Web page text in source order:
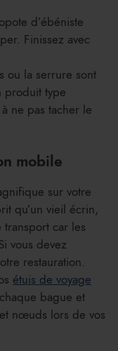
d’ébéniste
Finissez avec
ou la serrure sont
produit type
ne pas tacher le
mobile
sur votre
qu’un vieil écrin,
transport car les
vous devez
restauration.
étuis de voyage
bague et
nœuds lors de vos